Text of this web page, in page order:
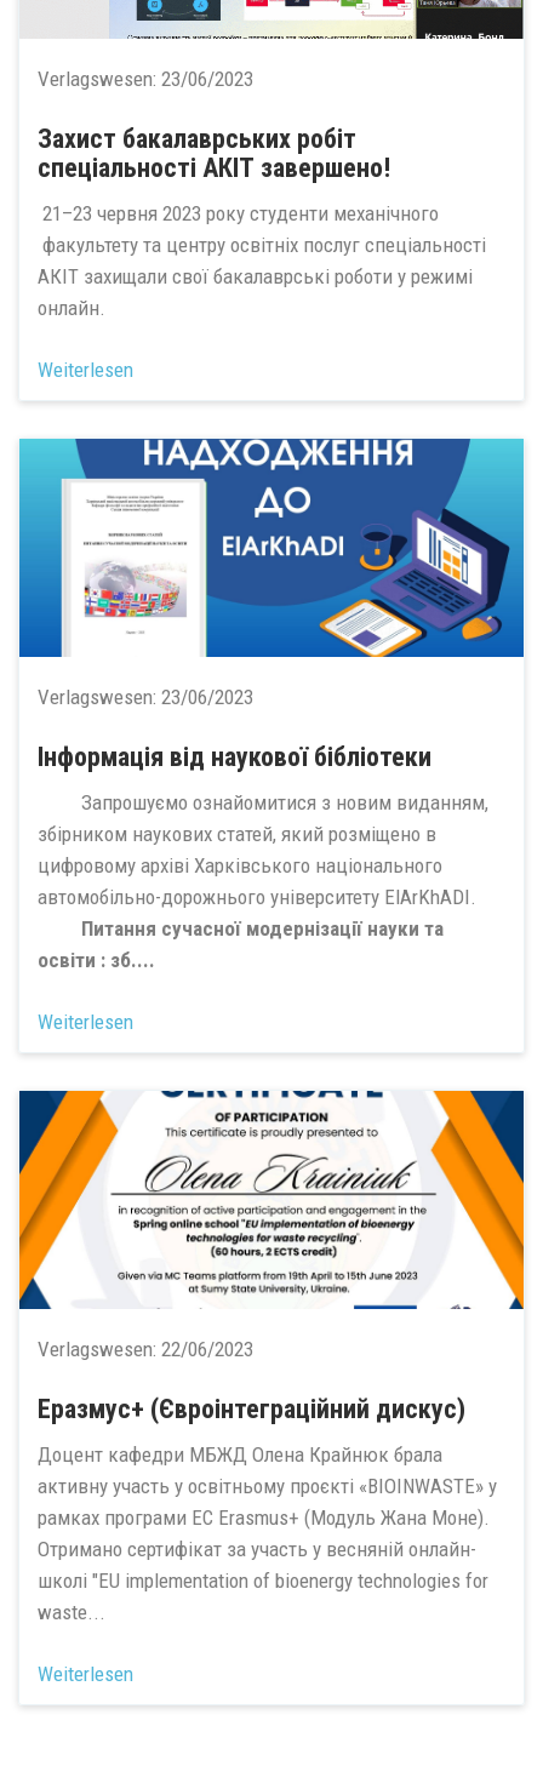
Verlagswesen: 23/06/2023
Захист бакалаврських робіт
спеціальності АКІТ завершено!
21–23 червня 2023 року студенти механічного
факультету та центру освітніх послуг спеціальності
АКІТ захищали свої бакалаврські роботи у режимі
онлайн.
Weiterlesen
Verlagswesen: 23/06/2023
Інформація від наукової бібліотеки
Запрошуємо ознайомитися з новим виданням,
збірником наукових статей, який розміщено в
цифровому архіві Харківського національного
автомобільно-дорожнього університету ElArKhADI.
Питання сучасної модернізації науки та
освіти : зб....
Weiterlesen
Verlagswesen: 22/06/2023
Еразмус+ (Євроінтеграційний дискус)
Доцент кафедри МБЖД Олена Крайнюк брала
активну участь у освітньому проєкті «BIOINWASTE» у
рамках програми ЕС Erasmus+ (Модуль Жана Моне).
Отримано сертифікат за участь у весняній онлайн-
школі "EU implementation of bioenergy technologies for
waste...
Weiterlesen